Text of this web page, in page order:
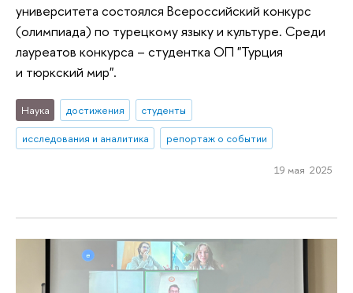
университета состоялся Всероссийский конкурс
(олимпиада) по турецкому языку и культуре. Среди
лауреатов конкурса – студентка ОП "Турция
и тюркский мир".
Наука достижения
студенты
исследования и аналитика
репортаж о событии
19 мая 2025